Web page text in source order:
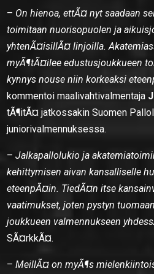
– On hienoa, ettÃ¤ nyt saadaan
toimitaan nuorisopuolen ja
yhtenÃ¤isillÃ¤ linjoilla.
myÃ¶tÃ¤ilee edustusjoukkueen
kynnys nouse niin korkeaksi
kommentoi maalivahtivalmentaja
tÃ¶itÃ¤ jatkossakin Suomen
juniorivalmennuksessa.
–Jalkapallolukio ja
kehittymisen aivan kansalliselle
eteenpÃ¤in. TiedÃ¤n itse
vaatimukset, joten pystyn
joukkueen valmennukseen
SÃ¤rkkÃ¤.
–MeillÃ¤ on myÃ¶s